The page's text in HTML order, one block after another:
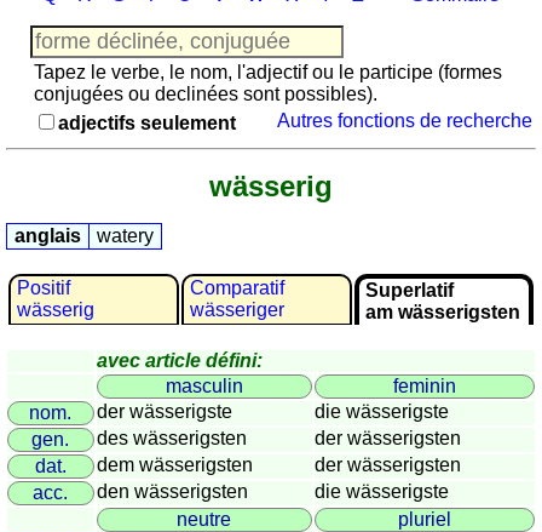
Jeu
avec
des
nombres
Plus
espagnol
français
italien
latin
portugais
roumain
néerlandais
Utilités
Convertisseurs
Tapez le verbe, le nom, l'adjectif ou le participe (formes
conjugées ou declinées sont possibles).
adjectifs seulement
Autres fonctions de recherche
wässerig
anglais watery
Positif
wässerig
Comparatif
wässeriger
Superlatif
am wässerigsten
avec article défini:
masculin
feminin
nom.
der wässerigste
die wässerigste
gen.
des wässerigsten
der wässerigsten
dat.
dem wässerigsten
der wässerigsten
acc.
den wässerigsten
die wässerigste
neutre
pluriel